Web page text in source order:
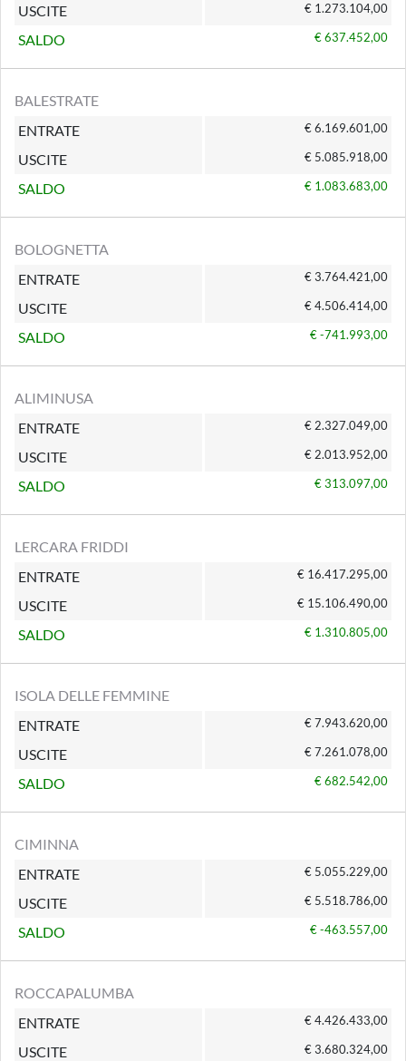
USCITE € 1.273.104,00
SALDO € 637.452,00
BALESTRATE
ENTRATE
€ 6.169.601,00
USCITE € 5.085.918,00
SALDO € 1.083.683,00
BOLOGNETTA
ENTRATE
€ 3.764.421,00
USCITE € 4.506.414,00
SALDO € -741.993,00
ALIMINUSA
ENTRATE
€ 2.327.049,00
USCITE € 2.013.952,00
SALDO € 313.097,00
LERCARA FRIDDI
ENTRATE
€ 16.417.295,00
USCITE € 15.106.490,00
SALDO € 1.310.805,00
ISOLA DELLE FEMMINE
ENTRATE
€ 7.943.620,00
USCITE € 7.261.078,00
SALDO € 682.542,00
CIMINNA
ENTRATE
€ 5.055.229,00
USCITE € 5.518.786,00
SALDO € -463.557,00
ROCCAPALUMBA
ENTRATE
€ 4.426.433,00
USCITE € 3.680.324,00